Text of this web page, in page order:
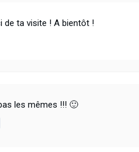
de ta visite ! A bientôt !
les mêmes !!! 🙂